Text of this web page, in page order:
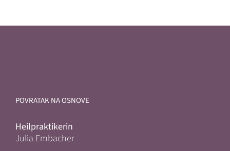
POVRATAK NA OSNOVE
Heilpraktikerin
Julia Embacher